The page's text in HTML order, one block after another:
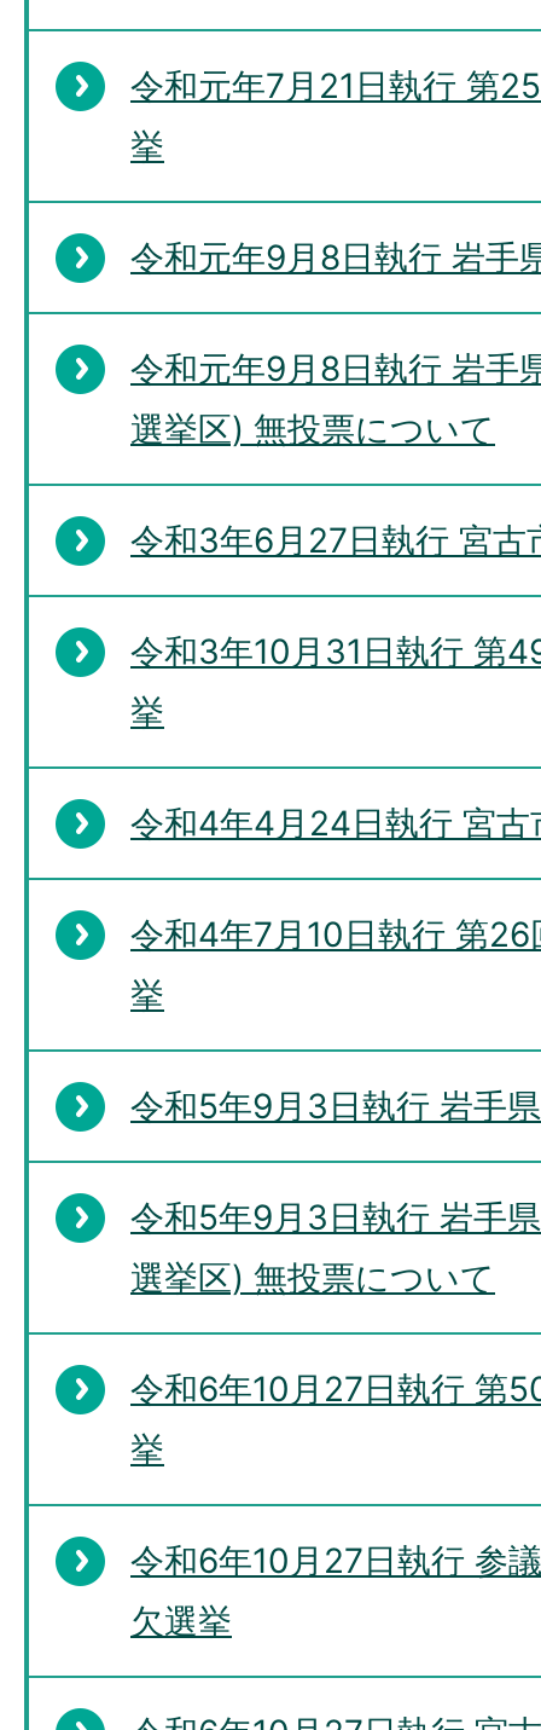
令和元年7月21日執行 第
挙
令和元年9月8日執行 岩手
令和元年9月8日執行 岩手
選挙区) 無投票について
令和3年6月27日執行 宮古
令和3年10月31日執行 第
挙
令和4年4月24日執行 宮古
令和4年7月10日執行 第
挙
令和5年9月3日執行 岩手
令和5年9月3日執行 岩手
選挙区) 無投票について
令和6年10月27日執行 第
挙
令和6年10月27日執行 参
欠選挙